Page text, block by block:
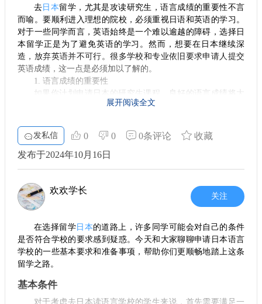
留学生可以申请多种奖学金，尤其在考试中成绩优异的情
况下。如果入学后仍需要经济支持，兼职也是一种方法。普通
的兼职工资通常在900到2000日元/小时，不同领域和岗位的需
求不一。 希望这些分享能帮助到你们，更加清晰如何准备留学
旅程，加油！
助。在这个过程中，不妨多向像蔚蓝留学这样的专业机构询
问，获取更多实用的建议和资源。祝你早日实现留学梦想！
经济压力。
4. 签证办理
在前往日本之前，办理签证是一个关键环节。申请时需要准备
录取通知书、财力证明和身份证明等文件，具体要求可以查阅
日本驻华大使馆的官方网站以获取最新信息。
5. 社群支持
当我第一次来到日本时，一切都显得那么陌生。在这里，我特
不仅有很多志同道合的小伙伴，还有不少已经在日本生活的学
长学姐，他们提供的建议和经验都让我受益匪浅。通过这样的
社群，大家可以互帮互助，分享经验，甚至还能帮助你联系招
生办，解决各种问题。
在正式留学前，我做了不少功课。特别是在日语学习上，我花
了一年的时间，通过了JLPT的N2级别，使自己能更好地融入日
师资力量，并结合自己的兴趣和职业规划做出选择。
7. 理财与打工
经济上，我制定了详细的预算，控制每个月的支出，尽量降低
自己的经济压力。
去 日本留学，尤其是攻读研究生，语言成绩的重要性不言
而喻。要顺利进入理想的院校，必须重视日语和英语的学习。
对于一些同学而言，英语始终是一个难以逾越的障碍，选择日
本留学正是为了避免英语的学习。然而，想要在日本继续深
造，放弃英语并不可行。很多学校和专业依旧要求申请人提交
英语成绩，这一点是必须加以了解的。
1. 语言成绩的重要性
如果你计划申请日本的研究生课程，良好的语言成绩将大
大增强你的竞争力。不同的学校及专业对语言能力的要求各有
请者仍需准备英语的相关考试成绩。例如，部分院校可能会要
求TOEFL或IELTS的成绩证明。
2. 必备申请材料
教授时的邮件内容）和研究计划书。这些材料不仅展示了你的
背景和专业能力，还能体现你对未来研究方向的思考和计划。
在日本，研究生的申请主要有两种方式：统一出愿制和内
诺制。
统一出愿制 这类申请方式比较简便，在规定的时间内提交
相关材料即可。成功通过学校的统一审查后，便可以获得合格
者。
内诺制 相对而言，内诺制申请竞争会更大。在申请之前，
展开阅读全文
发私信 0 0 0条评论
收藏
发布于2024年10月16日
欢欢学长
关注
在选择留学日本的道路上，许多同学可能会对自己的条件
是否符合学校的要求感到疑惑。今天和大家聊聊申请日本语言
学校的一些基本要求和准备事项，帮助你们更顺畅地踏上这条
留学之路。
基本条件
对于考虑去日本读语言学校的学生来说，首先需要满足一